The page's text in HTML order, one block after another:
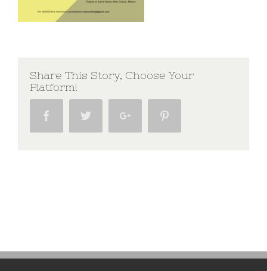
Share This Story, Choose Your
Platform!
Facebook Twitter Google+